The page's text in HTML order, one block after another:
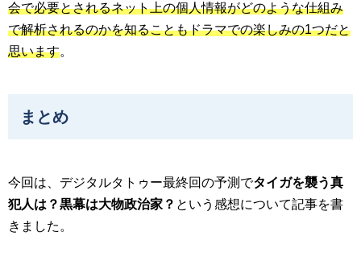
会で必要とされるネット上の個人情報がどのような仕組み
で解析されるのかを知ることもドラマでの楽しみの1つだと
思います。
まとめ
今回は、デジタルタトゥー最終回の予測でタイガを襲う真
犯人は？黒幕は大物政治家？ という感想について記事を書
きました。